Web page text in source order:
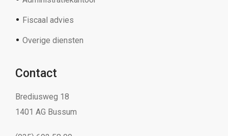
Fiscaal advies
Overige diensten
Contact
Brediusweg 18
1401 AG Bussum